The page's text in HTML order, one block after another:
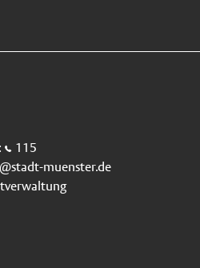
115
muenster.de